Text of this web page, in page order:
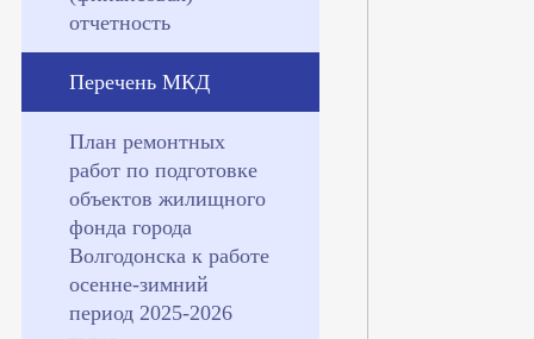
отчетность
Перечень МКД
План ремонтных
работ по подготовке
объектов жилищного
фонда города
Волгодонска к работе
осенне-зимний
период 2025-2026